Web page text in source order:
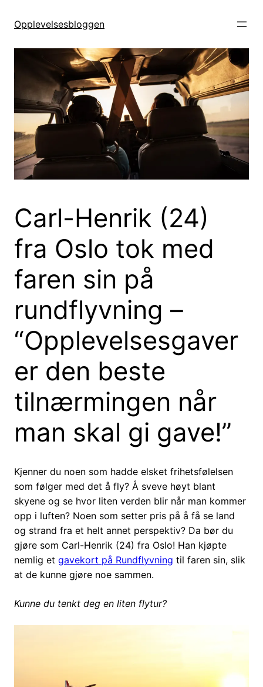
Opplevelsesbloggen
Carl-Henrik (24)
fra Oslo tok med
faren sin på
rundflyvning –
“Opplevelsesgaver
er den beste
tilnærmingen når
man skal gi gave!”
Kjenner du noen som hadde elsket frihetsfølelsen
som følger med det å fly? Å sveve høyt blant
skyene og se hvor liten verden blir når man kommer
opp i luften? Noen som setter pris på å få se land
og strand fra et helt annet perspektiv? Da bør du
gjøre som Carl-Henrik (24) fra Oslo! Han kjøpte
nemlig et gavekort på Rundflyvning til faren sin, slik
at de kunne gjøre noe sammen.
Kunne du tenkt deg en liten flytur?